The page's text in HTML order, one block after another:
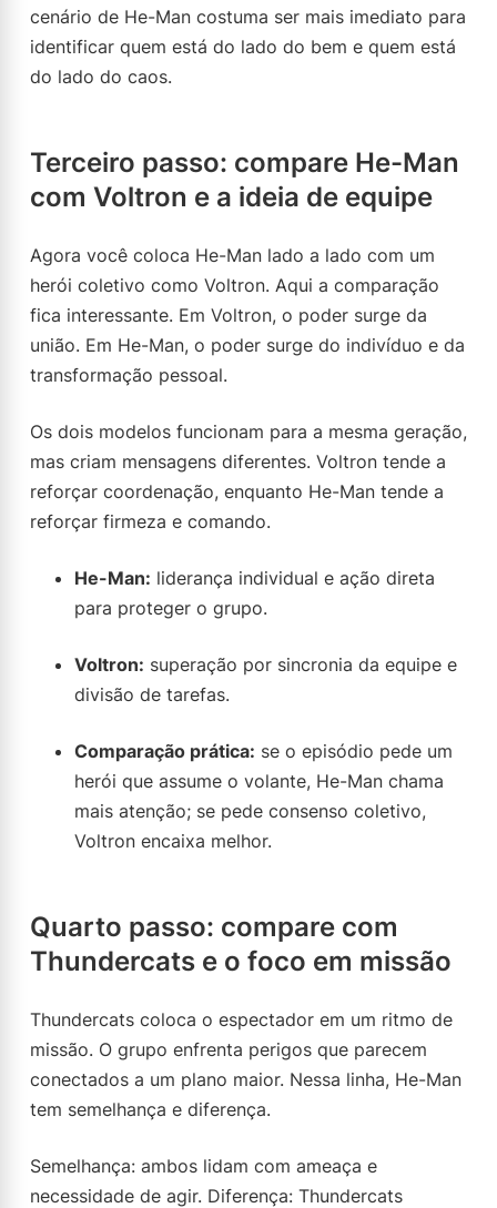
cenário de He-Man costuma ser mais imediato para
identificar quem está do lado do bem e quem está
do lado do caos.
Terceiro passo: compare He-Man
com Voltron e a ideia de equipe
Agora você coloca He-Man lado a lado com um
herói coletivo como Voltron. Aqui a comparação
fica interessante. Em Voltron, o poder surge da
união. Em He-Man, o poder surge do indivíduo e da
transformação pessoal.
Os dois modelos funcionam para a mesma geração,
mas criam mensagens diferentes. Voltron tende a
reforçar coordenação, enquanto He-Man tende a
reforçar firmeza e comando.
He-Man: liderança individual e ação direta
para proteger o grupo.
Voltron: superação por sincronia da equipe e
divisão de tarefas.
Comparação prática: se o episódio pede um
herói que assume o volante, He-Man chama
mais atenção; se pede consenso coletivo,
Voltron encaixa melhor.
Quarto passo: compare com
Thundercats e o foco em missão
Thundercats coloca o espectador em um ritmo de
missão. O grupo enfrenta perigos que parecem
conectados a um plano maior. Nessa linha, He-Man
tem semelhança e diferença.
Semelhança: ambos lidam com ameaça e
necessidade de agir. Diferença: Thundercats